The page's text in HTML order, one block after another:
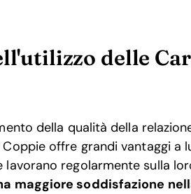
delle
della qualità della
offre grandi vantaggi a
regolarmente sulla
maggiore soddisfazione